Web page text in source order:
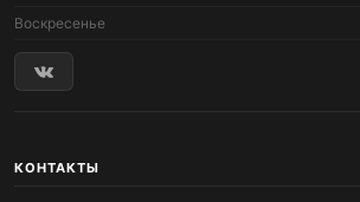
Воскресенье
КОНТАКТЫ